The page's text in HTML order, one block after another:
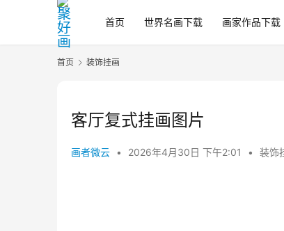
首页 世界名画下载 画家作品下载
首页 装饰挂画
客厅复式挂画图片
画者微云 • 2026年4月30日 下午2:01 • 装饰